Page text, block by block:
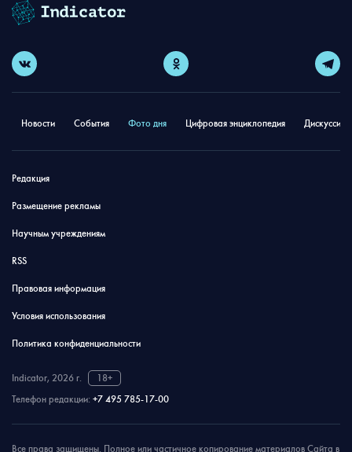
Новости События Фото дня Цифровая энциклопедия
Редакция
Размещение рекламы
Научным учреждениям
RSS
Правовая информация
Условия использования
Политика конфиденциальности
Indicator, 2026 г.
18+
Телефон редакции: +7 495 785-17-00
Все права защищены. Полное или частичное копирование материалов Сайта в